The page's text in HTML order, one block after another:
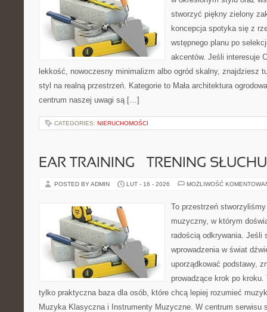
stworzyć piękny zielony
koncepcja spotyka się z
wstępnego planu po
akcentów. Jeśli interesuje
lekkość, nowoczesny minimalizm albo ogród skalny, znajdziesz
styl na realną przestrzeń. Kategorie to Mała architektura
centrum naszej uwagi są […]
CATEGORIES: NIERUCHOMOŚCI
EAR TRAINING – TRENING SŁUCHU
POSTED BY ADMIN LUT - 16 - 2026 MOŻLIWOŚĆ
To przestrzeń
muzyczny, w którym
radością odkrywania. Jeśli
wprowadzenia w świat
uporządkować podstawy,
prowadzące krok po
tylko praktyczna baza dla osób, które chcą lepiej rozumieć
Muzyka Klasyczna i Instrumenty Muzyczne. W centrum serwisu